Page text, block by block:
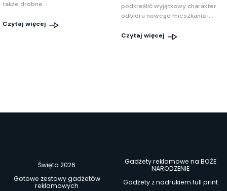
także drobne...
Czytaj więcej
podkreślić wyjątkowy charakter
odbioru nowego mieszkania i...
Czytaj więcej
Święta 2026
Gadżety reklamowe na BOŻE
NARODZENIE
Gotowe zestawy gadżetów
reklamowych
Gadżety z nadrukiem full print